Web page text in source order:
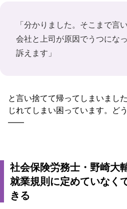
「分かりました。そこまで言
会社と上司が原因でうつにな
訴えます」
と言い捨てて帰ってしまいまし
じれてしまい困っています。ど
――
社会保険労務士・野崎大
就業規則に定めていなく
きる